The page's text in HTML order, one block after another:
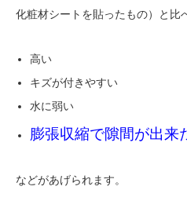
化粧材シートを貼ったもの）と比
高い
キズが付きやすい
水に弱い
膨張収縮で隙間が出来
などがあげられます。